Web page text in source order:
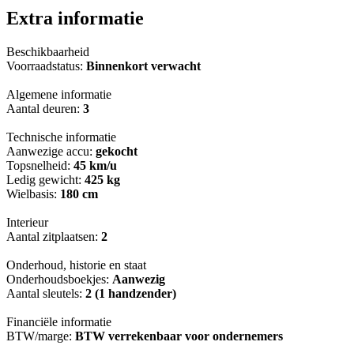
Extra informatie
Beschikbaarheid
Voorraadstatus: Binnenkort verwacht
Algemene informatie
Aantal deuren: 3
Technische informatie
Aanwezige accu: gekocht
Topsnelheid: 45 km/u
Ledig gewicht: 425 kg
Wielbasis: 180 cm
Interieur
Aantal zitplaatsen: 2
Onderhoud, historie en staat
Onderhoudsboekjes: Aanwezig
Aantal sleutels: 2 (1 handzender)
Financiële informatie
BTW/marge: BTW verrekenbaar voor ondernemers